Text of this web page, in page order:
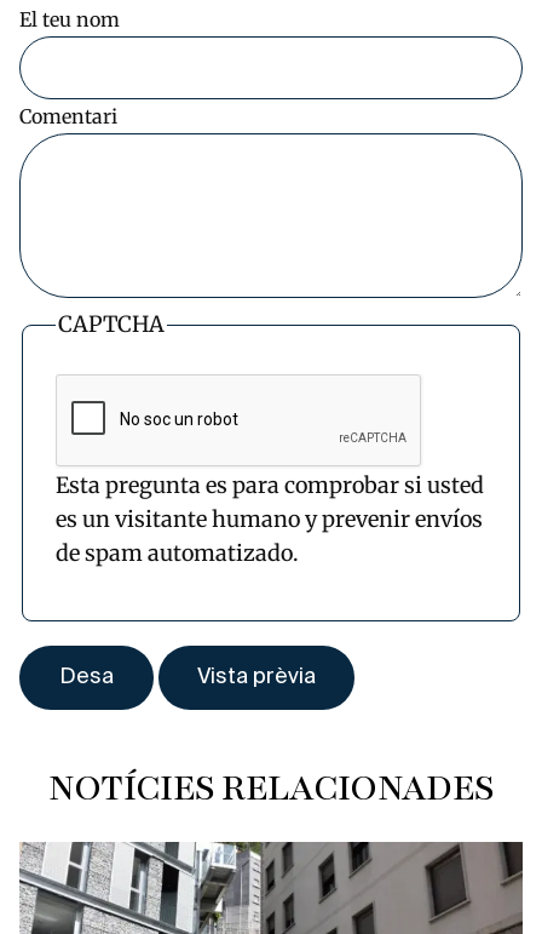
El teu nom
Comentari
CAPTCHA
Esta pregunta es para comprobar si usted
es un visitante humano y prevenir envíos
de spam automatizado.
NOTÍCIES RELACIONADES